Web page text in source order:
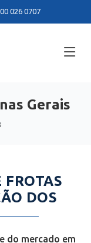
026 0707
Gerais
DOS
do mercado em